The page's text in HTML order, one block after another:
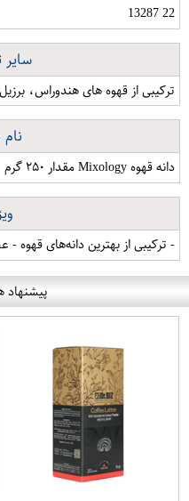
22 13287
ترکیبی از قهوه های هندوراس،
دانه قهوه Mixology مقدار ۲۵۰ گرم
- ترکیبی از بهترین دانه‌های
پیشنهاد